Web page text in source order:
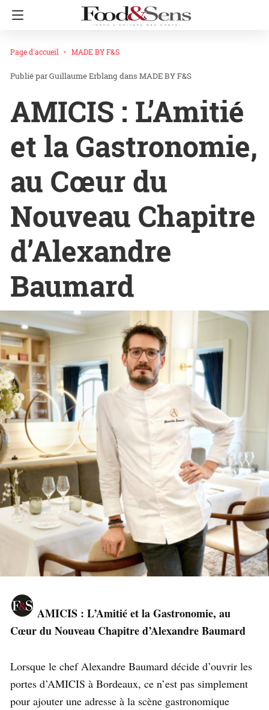
Page d'accueil MADE BY F&S
Guillaume Erblang dans MADE BY F&S
AMICIS : L’Amitié
et la Gastronomie,
au Cœur du
Nouveau Chapitre
d’Alexandre
Baumard
AMICIS : L’Amitié et la Gastronomie, au
Cœur du Nouveau Chapitre d’Alexandre Baumard
Lorsque le chef Alexandre Baumard décide d’ouvrir les
portes d’AMICIS à Bordeaux, ce n’est pas simplement
pour ajouter une adresse à la scène gastronomique